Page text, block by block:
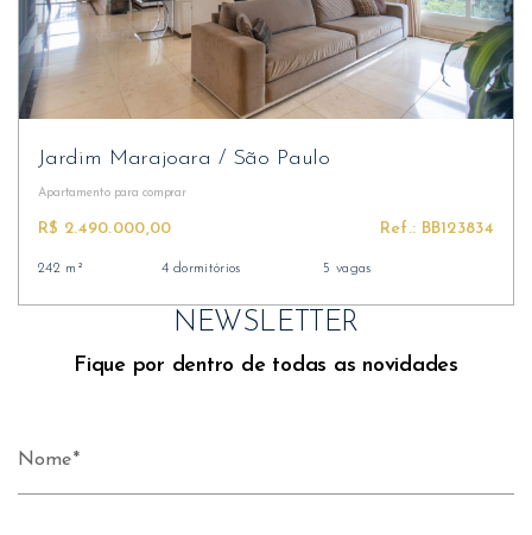
Jardim Marajoara / São Paulo
Apartamento para comprar
R$ 2.490.000,00 Ref.: BB123834
242 m² 4 dormitórios 5 vagas
NEWSLETTER
Fique por dentro de todas as novidades
Nome